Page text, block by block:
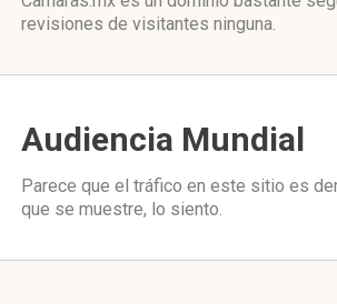
revisiones de visitantes ninguna.
Audiencia Mundial
Parece que el tráfico en este sitio es
que se muestre, lo siento.